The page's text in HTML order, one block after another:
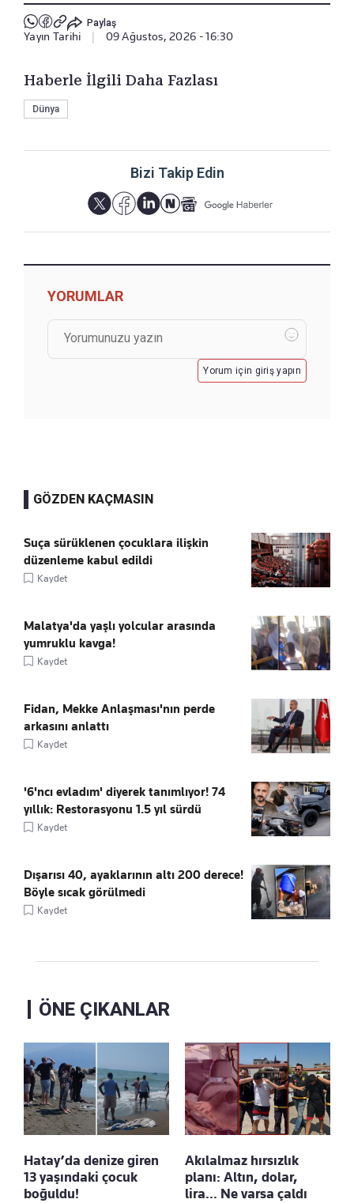
Paylaş
Yayın Tarihi 09 Ağustos, 2026 - 16:30
Haberle İlgili Daha Fazlası
Dünya
Bizi Takip Edin
YORUMLAR
Yorum için giriş yapın
GÖZDEN KAÇMASIN
Suça sürüklenen çocuklara ilişkin
düzenleme kabul edildi
Kaydet
Malatya'da yaşlı yolcular arasında
yumruklu kavga!
Kaydet
Fidan, Mekke Anlaşması'nın perde
arkasını anlattı
Kaydet
'6'ncı evladım' diyerek tanımlıyor! 74
yıllık: Restorasyonu 1.5 yıl sürdü
Kaydet
Dışarısı 40, ayaklarının altı 200 derece!
Böyle sıcak görülmedi
Kaydet
ÖNE ÇIKANLAR
Hatay’da denize giren
13 yaşındaki çocuk
boğuldu!
Akılalmaz hırsızlık
planı: Altın, dolar,
lira… Ne varsa çaldı